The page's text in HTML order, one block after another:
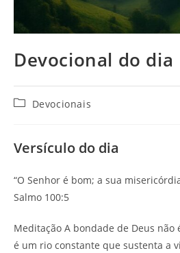
Devocional do dia
Devocionais
Versículo do dia
“O Senhor é bom; a sua
Salmo 100:5
Meditação A bondade de Deus não
é um rio constante que sustenta a